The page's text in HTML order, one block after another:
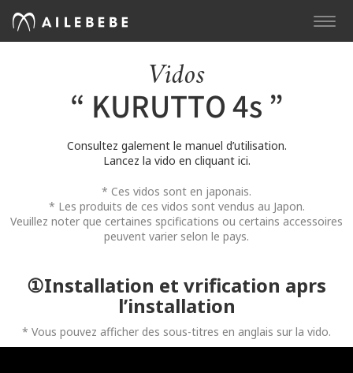
Vidos
“ KURUTTO 4s ”
Consultez galement le manuel d’utilisation.
Lancez la vido en cliquant ici.
* Ces vidos sont en japonais.
* Les produits de ces vidos sont vendus au Japon.
Veuillez noter que certaines spcifications ou certains accessoires
peuvent varier selon le pays.
①Installation et vrification aprs
l’installation
* Vous pouvez afficher des sous-titres en anglais sur la vido.